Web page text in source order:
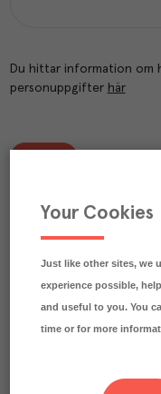
Du hittar information om
personuppgifter här
Your Cookies
Just like other sites, we
experience possible,
and useful to you. You
time or for more